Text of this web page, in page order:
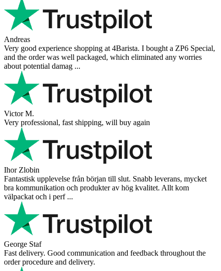
Andreas
Very good experience shopping at 4Barista. I bought a ZP6 Special,
and the order was well packaged, which eliminated any worries
about potential damag ...
Victor M.
Very professional, fast shipping, will buy again
Ihor Zlobin
Fantastisk upplevelse från början till slut. Snabb leverans, mycket
bra kommunikation och produkter av hög kvalitet. Allt kom
välpackat och i perf ...
George Staf
Fast delivery. Good communication and feedback throughout the
order procedure and delivery.